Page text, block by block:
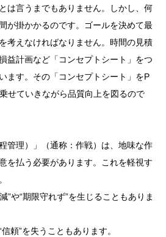
は言うまでもありません。しかし、何
が掛かかるのです。ゴールを決めて最
考えなければなりません。時間の見積
益計画など「コンセプトシート」をつ
ます。その「コンセプトシート」をP
せていきながら品質向上を図るので
管理）」（通称：作戦）は、地味な作
を払う必要があります。これを軽視す
”や“期限守れず”を生じることもありま
頼”を失うこともあります。